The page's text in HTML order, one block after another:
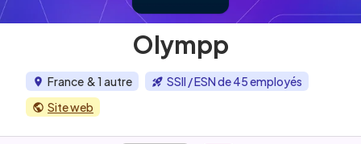
Olympp
France & 1 autre
SSII / ESN de 45 employés
Site web